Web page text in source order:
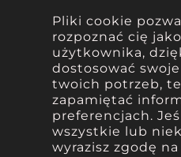
Pliki cookie
rozpoznać cię
użytkownika,
dostosować
twoich potrzeb,
zapamiętać
preferencjach.
wszystkie lub
wyrazisz zgodę